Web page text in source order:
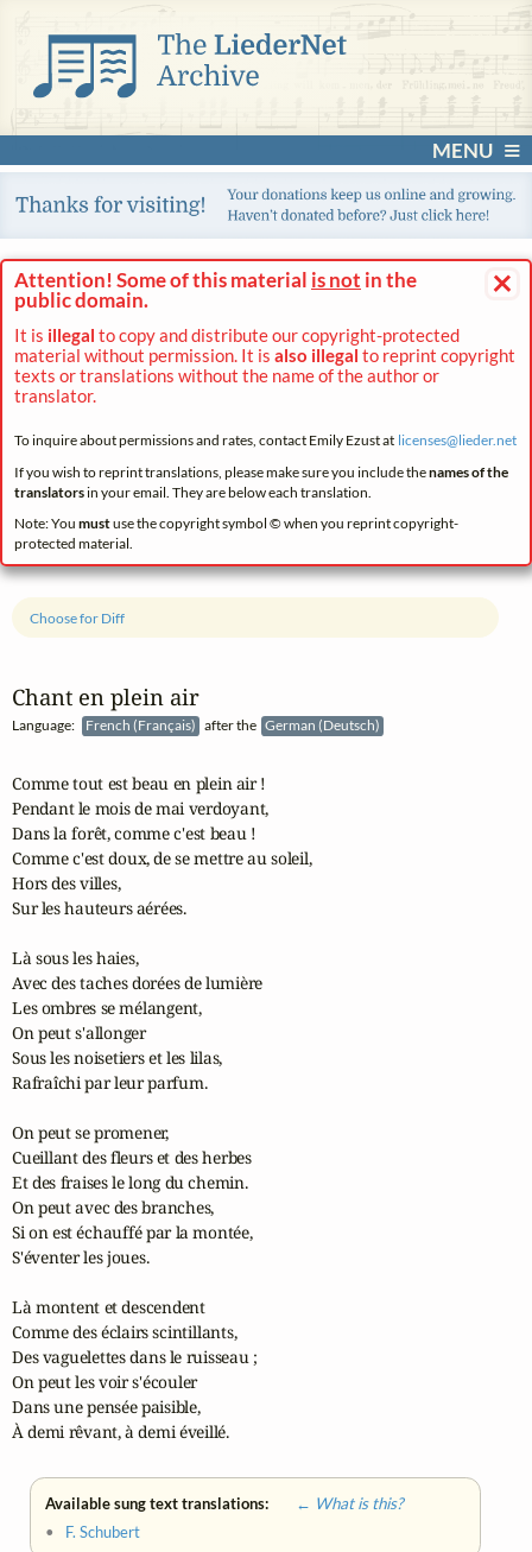
MENU
×
Attention! Some of this material is not in the
public domain.
It is illegal to copy and distribute our copyright-protected
material without permission. It is also illegal to reprint copyright
texts or translations without the name of the author or
translator.
To inquire about permissions and rates, contact Emily Ezust at licenses@lieder.net
If you wish to reprint translations, please make sure you include thenames of the
translatorsin your email. They are below each translation.
Note: You mustuse the copyright symbol © when you reprint copyright-
protected material.
Chant en plein air
Language: French (Français) after the German (Deutsch)
Choose for Diff
Comme tout est beau en plein air !
Pendant le mois de mai verdoyant,
Dans la forêt, comme c'est beau !
Comme c'est doux, de se mettre au soleil,
Hors des villes,
Sur les hauteurs aérées.
Là sous les haies,
Avec des taches dorées de lumière
Les ombres se mélangent,
On peut s'allonger
Sous les noisetiers et les lilas,
Rafraîchi par leur parfum.
On peut se promener,
Cueillant des fleurs et des herbes
Et des fraises le long du chemin.
On peut avec des branches,
Si on est échauffé par la montée,
S'éventer les joues.
Là montent et descendent
Comme des éclairs scintillants,
Des vaguelettes dans le ruisseau ;
On peut les voir s'écouler
Dans une pensée paisible,
À demi rêvant, à demi éveillé.
Available sung text translations:
← What is this?
• F. Schubert